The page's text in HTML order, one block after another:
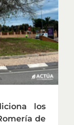
los
de